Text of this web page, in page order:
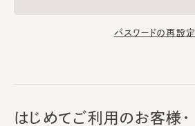
パスワードの再設定
はじめてご利用のお客様・